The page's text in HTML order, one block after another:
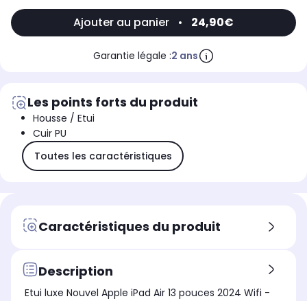
Ajouter au panier • 24,90€
Garantie légale :2 ans
Les points forts du produit
Housse / Etui
Cuir PU
Toutes les caractéristiques
Caractéristiques du produit
Description
Etui luxe Nouvel Apple iPad Air 13 pouces 2024 Wifi -